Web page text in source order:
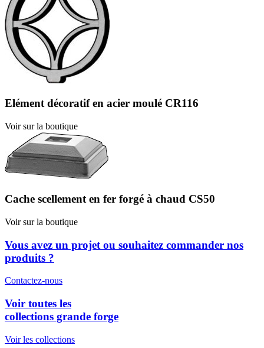
Elément décoratif en acier moulé CR116
Voir sur la boutique
Cache scellement en fer forgé à chaud CS50
Voir sur la boutique
Vous avez un projet ou souhaitez commander nos
produits ?
Contactez-nous
Voir toutes les
collections grande forge
Voir les collections